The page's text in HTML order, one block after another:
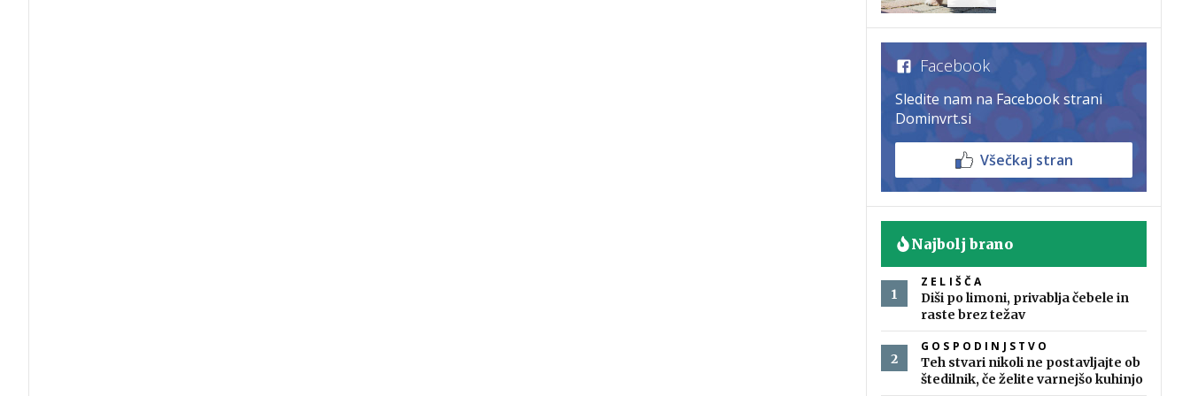
Facebook
Sledite nam na Facebook strani
Dominvrt.si
Všečkaj stran
Najbolj brano
ZELIŠČA
Diši po limoni, privablja čebele in
raste brez težav
GOSPODINJSTVO
Teh stvari nikoli ne postavljajte ob
štedilnik, če želite varnejšo kuhinjo